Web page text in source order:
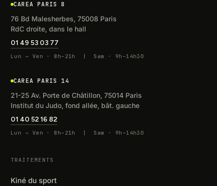
CAREA PARIS 8
76 Bd Malesherbes, 75008 Paris
RdC droite, dans le hall
01 49 53 03 77
Lun → Ven · 8h–21h | Sam · 9h–14h30
CAREA PARIS 14
21-25 Av. Porte de Châtillon, 75014 Paris
Institut du Judo, fond allée, bât. gauche
01 40 52 16 82
Lun → Ven · 8h–21h | Sam · 9h–14h30
TRAITEMENTS
Kiné du sport